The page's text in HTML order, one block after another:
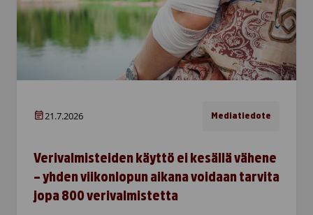
21.7.2026 Mediatiedote
Verivalmisteiden käyttö ei kesällä vähene
– yhden viikonlopun aikana voidaan tarvita
jopa 800 verivalmistetta